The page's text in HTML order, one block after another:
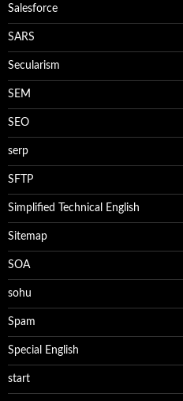
Salesforce
SARS
Secularism
SEM
SEO
serp
SFTP
Simplified Technical English
Sitemap
SOA
sohu
Spam
Special English
start